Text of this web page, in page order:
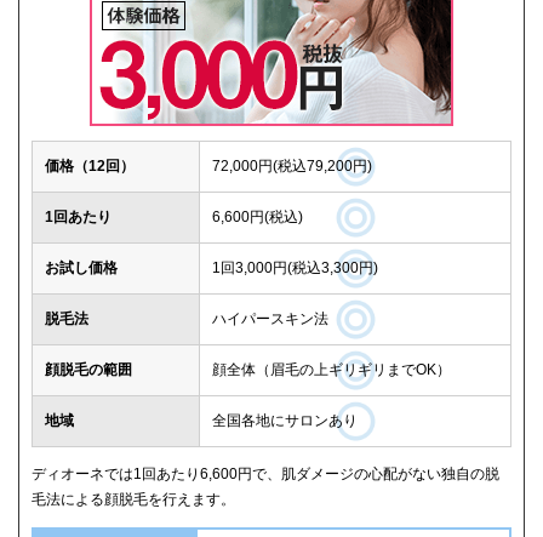
価格（12回） 72,000円(税込79,200円)
1回あたり 6,600円(税込)
お試し価格 1回3,000円(税込3,300円)
脱毛法 ハイパースキン法
顔脱毛の範囲 顔全体（眉毛の上ギリギリまでOK）
地域 全国各地にサロンあり
ディオーネでは1回あたり6,600円で、肌ダメージの心配がない独自の脱
毛法による顔脱毛を行えます。